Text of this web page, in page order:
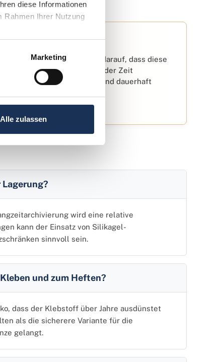
diese Informationen
Rahmen Ihrer Nutzung
Marketing
Alle zulassen
Albumblätter, Hüllen) darauf, dass diese
Weichmacher können mit der Zeit
die das Metall korrodieren und dauerhaft
wird eine relative
kann der Einsatz von Silikagel-
sinnvoll sein.
und zum Heften?
dass der Klebstoff über Jahre ausdünstet
als die sicherere Variante für die
gelangt.